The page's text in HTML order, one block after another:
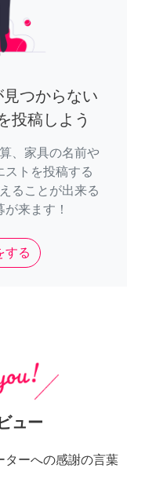
つからない
投稿しよう
、家具の名前や
ストを投稿する
ることが出来る
来ます！
する
ュー
ターへの感謝の言葉